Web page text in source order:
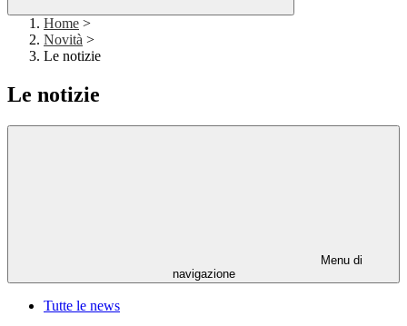
Home >
Novità >
Le notizie
Le notizie
Menu di
navigazione
Tutte le news